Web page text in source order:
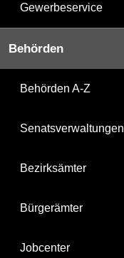
Gewerbeservice
Behörden
Behörden A-Z
Senatsverwaltungen
Bezirksämter
Bürgerämter
Jobcenter